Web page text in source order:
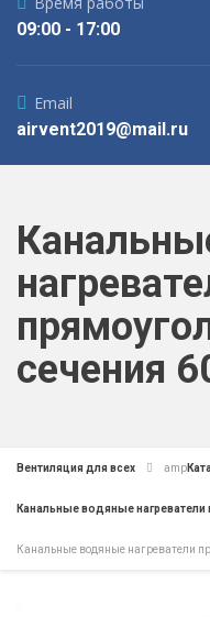
09:00 - 17:00
Email
airvent2019@mail.ru
сечения
Вентиляция для всех amp
Канальные водяные нагреватели
Канальные водяные нагреватели